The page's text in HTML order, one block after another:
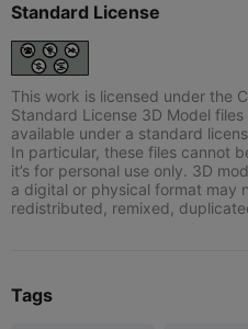
Standard License
This work is licensed under the
Standard License 3D Model
available under a standard
In particular, these files cannot
it’s for personal use only. 3D
a digital or physical format may
redistributed, remixed,
Tags